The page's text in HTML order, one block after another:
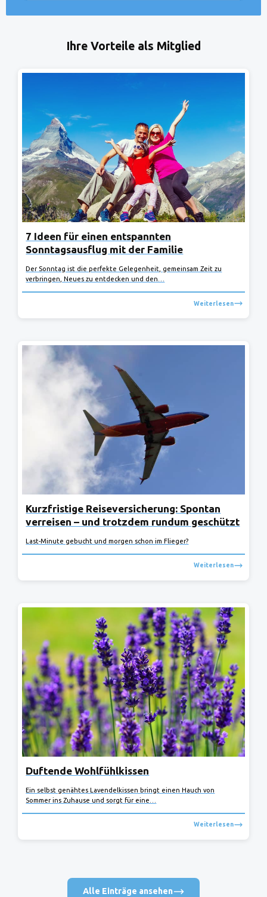
Ihre Vorteile als Mitglied
7 Ideen für einen entspannten
Sonntagsausflug mit der Familie
Der Sonntag ist die perfekte Gelegenheit, gemeinsam Zeit zu
verbringen, Neues zu entdecken und den…
Weiterlesen
Kurzfristige Reiseversicherung: Spontan
verreisen – und trotzdem rundum geschützt
Last-Minute gebucht und morgen schon im Flieger?
Weiterlesen
Duftende Wohlfühlkissen
Ein selbst genähtes Lavendelkissen bringt einen Hauch von
Sommer ins Zuhause und sorgt für eine…
Weiterlesen
Alle Einträge ansehen